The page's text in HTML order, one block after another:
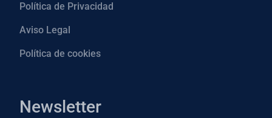
Política de Privacidad
Aviso Legal
Política de cookies
Newsletter